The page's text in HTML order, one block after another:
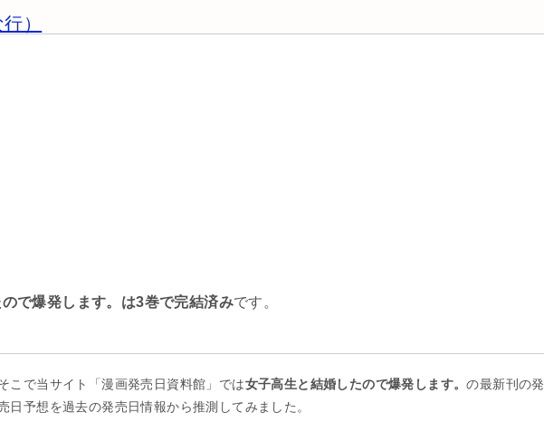
）
で爆発します。は3巻で完結済みです。
こで当サイト「漫画発売日資料館」では女子高生と結婚したので爆発します。の最新刊の発
日予想を過去の発売日情報から推測してみました。